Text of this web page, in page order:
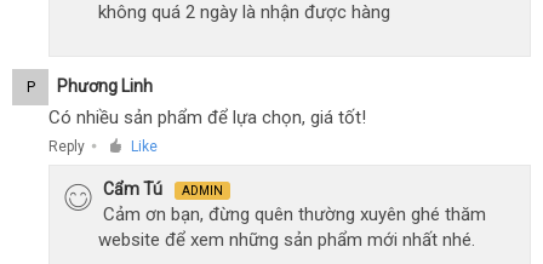
không quá 2 ngày là nhận được hàng
P Phương Linh
Có nhiều sản phẩm để lựa chọn, giá tốt!
Reply ● Like
Cẩm Tú ADMIN
Cảm ơn bạn, đừng quên thường xuyên ghé thăm
website để xem những sản phẩm mới nhất nhé.